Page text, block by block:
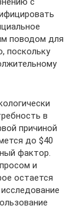
поводом для
поскольку
в
причиной
до $40
фактор.
и
остается